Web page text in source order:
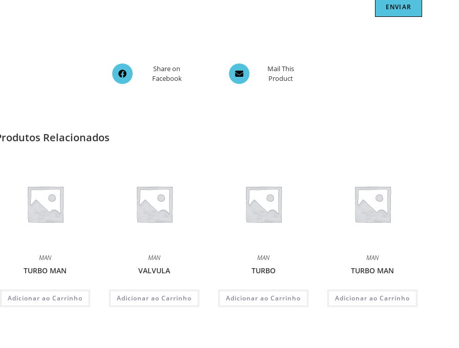
Opens
in
Share on
Facebook
Opens
in
Mail This
Product
Relacionados
MAN
TURBO MAN
Adicionar ao Carrinho
MAN
VALVULA
Adicionar ao Carrinho
MAN
TURBO
Adicionar ao Carrinho
MAN
TURBO MAN
Adicionar ao Carrinho